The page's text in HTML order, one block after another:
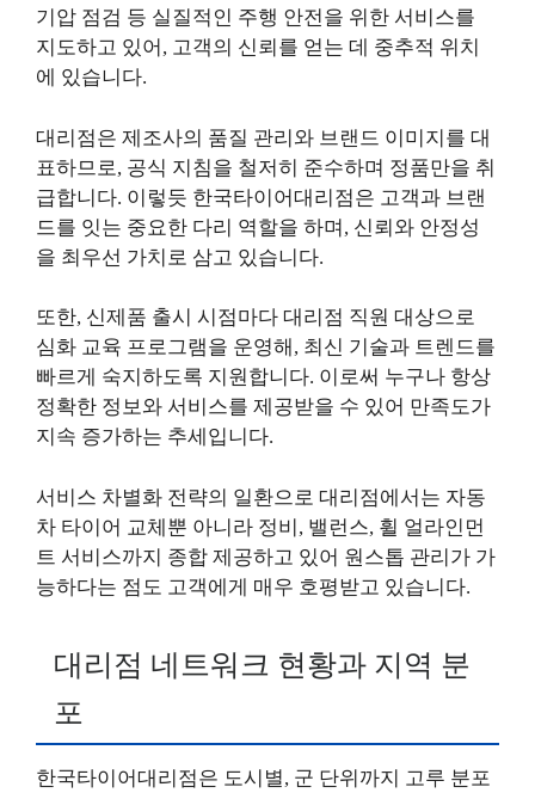
기압 점검 등 실질적인 주행 안전을 위한 서비스를
지도하고 있어, 고객의 신뢰를 얻는 데 중추적 위치
에 있습니다.
대리점은 제조사의 품질 관리와 브랜드 이미지를 대
표하므로, 공식 지침을 철저히 준수하며 정품만을 취
급합니다. 이렇듯 한국타이어대리점은 고객과 브랜
드를 잇는 중요한 다리 역할을 하며, 신뢰와 안정성
을 최우선 가치로 삼고 있습니다.
또한, 신제품 출시 시점마다 대리점 직원 대상으로
심화 교육 프로그램을 운영해, 최신 기술과 트렌드를
빠르게 숙지하도록 지원합니다. 이로써 누구나 항상
정확한 정보와 서비스를 제공받을 수 있어 만족도가
지속 증가하는 추세입니다.
서비스 차별화 전략의 일환으로 대리점에서는 자동
차 타이어 교체뿐 아니라 정비, 밸런스, 휠 얼라인먼
트 서비스까지 종합 제공하고 있어 원스톱 관리가 가
능하다는 점도 고객에게 매우 호평받고 있습니다.
대리점 네트워크 현황과 지역 분
포
한국타이어대리점은 도시별, 군 단위까지 고루 분포